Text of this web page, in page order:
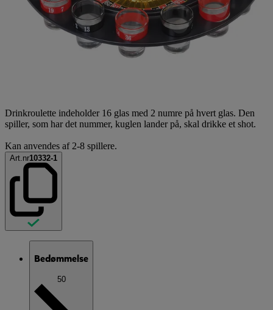
Drinkroulette indeholder 16 glas med 2 numre på hvert glas. Den
spiller, som har det nummer, kuglen lander på, skal drikke et shot.
Kan anvendes af 2-8 spillere.
Art.nr10332-1
Bedømmelse
50